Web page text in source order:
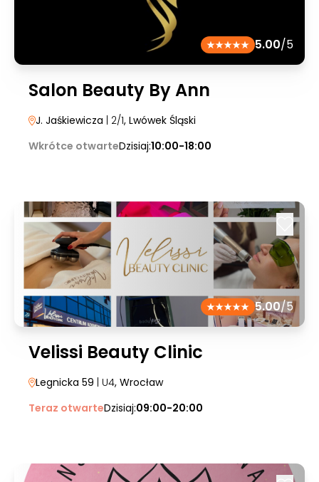
5.00/5
Salon Beauty By Ann
J. Jaśkiewicza | 2/1, Lwówek Śląski
Wkrótce otwarteDzisiaj:10:00-18:00
5.00/5
Velissi Beauty Clinic
Legnicka 59 | U4, Wrocław
Teraz otwarteDzisiaj:09:00-20:00